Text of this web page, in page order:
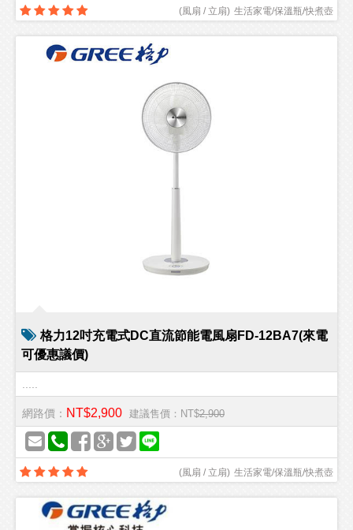
生活家電/保溫瓶/快煮壺
(風扇 / 立扇)
格力12吋充電式DC直流節能電風扇FD-12BA7(來電
可優惠議價)
網路價： NT$2,900 建議售價：NT$2,900
生活家電/保溫瓶/快煮壺
(風扇 / 立扇)